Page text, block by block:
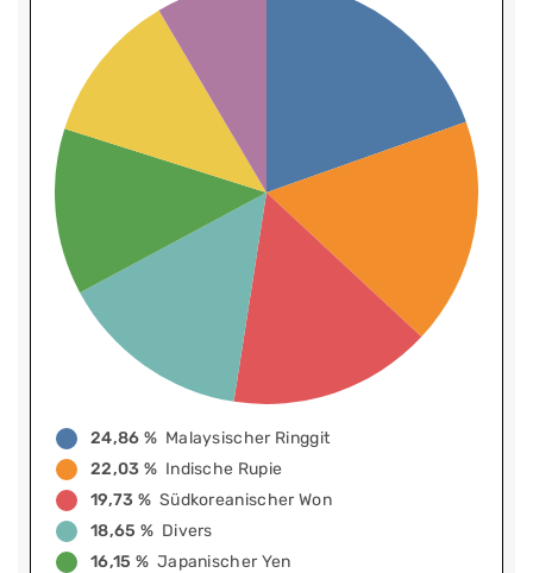
24,86 % Malaysischer Ringgit
22,03 % Indische Rupie
19,73 % Südkoreanischer Won
18,65 % Divers
16,15 % Japanischer Yen